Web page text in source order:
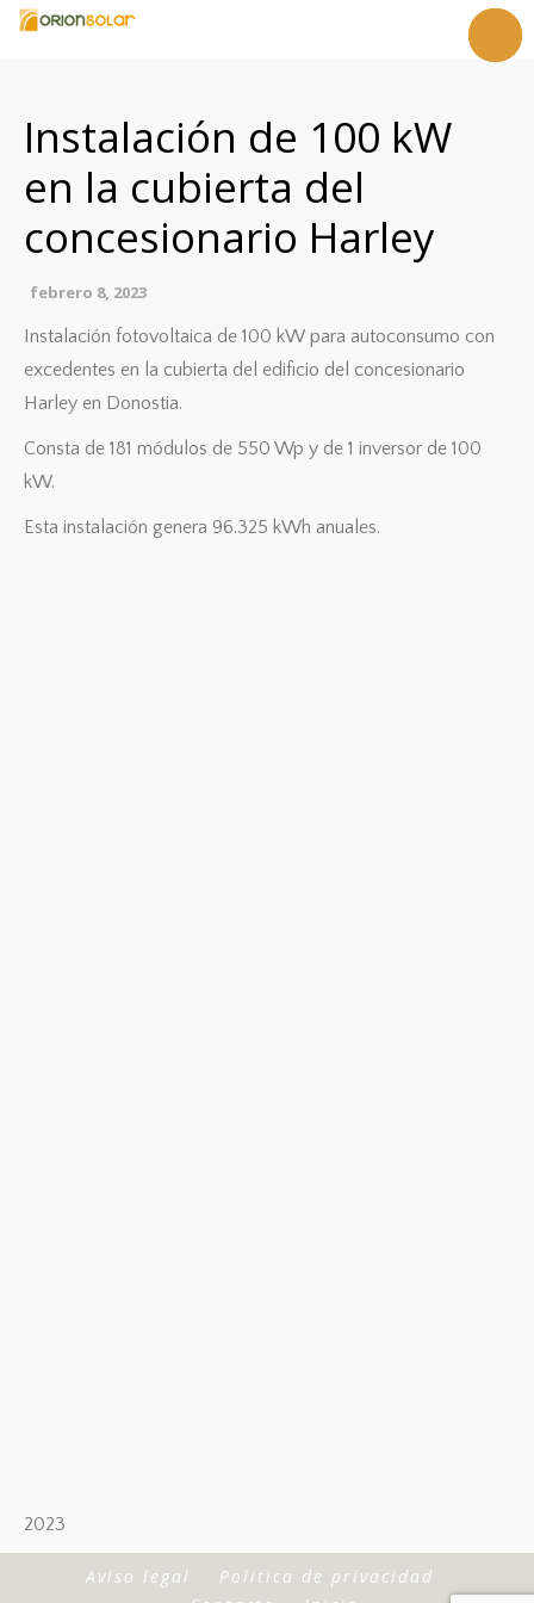
Servicios
Referencias
Noticias
Contacto
Instalación de 100 kW
en la cubierta del
concesionario Harley
febrero 8, 2023
Instalación fotovoltaica de 100 kW para autoconsumo con
excedentes en la cubierta del edificio del concesionario
Harley en Donostia.
Consta de 181 módulos de 550 Wp y de 1 inversor de 100
kW.
Esta instalación genera 96.325 kWh anuales.
2023
Aviso legal
Politica de privacidad